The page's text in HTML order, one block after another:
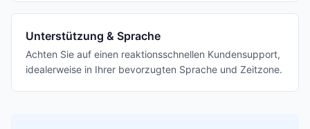
Unterstützung & Sprache
Achten Sie auf einen reaktionsschnellen Kundensupport,
idealerweise in Ihrer bevorzugten Sprache und Zeitzone.